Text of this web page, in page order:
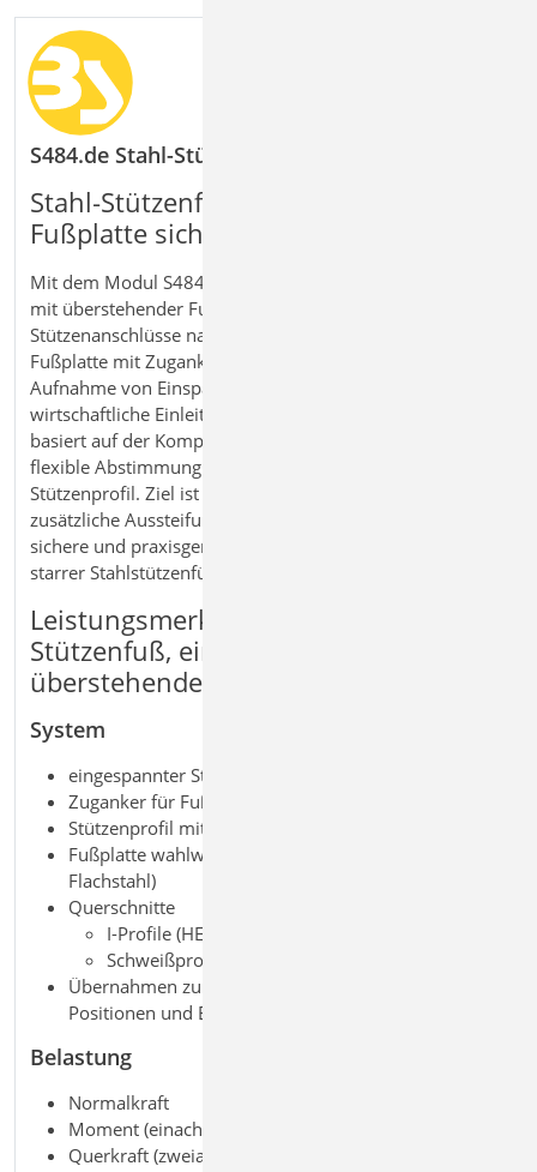
S484.de Stahl-Stützenfuß, eingespannt mit
Stahl‑Stützenf
Fußplatte sicher bemessen
Mit dem Modul S484.de Stahl‑Stützenfuß, eingespannt
mit überstehender Fußplatte bemessen Sie biegesteife
Stützenanschlüsse nach Eurocode 3. Die überstehende
Fußplatte mit Zugankern ermöglicht die sichere
Aufnahme von Einspannmomenten und deren
wirtschaftliche Einleitung in das Fundament. Das Modul
basiert auf der Komponentenmethode und erlaubt eine
flexible Abstimmung von Fußplatte, Ankern und
Stützenprofil. Ziel ist eine effiziente Konstruktion ohne
zusätzliche Aussteifungsrippen. So erhalten Sie eine
sichere und praxisgerechte Lösung für die Bemessung
starrer Stahlstützenfüße.
Leistungsmerkmale S484.de Stahl-
Stützenfuß, eingespannt mit
überstehender Fußplatte
System
eingespannter Stahl-Stützenfuß mit Fußplatte
Zuganker für Fußplatte
Stützenprofil mit überstehender Fußplatte
Fußplatte wahlweise mit Schubdübel (Profil,
Flachstahl)
Querschnitte
I-Profile (HEA, HEB …)
Schweißprofile (symmetrisch)
Übernahmen zum Detailnachweis aus BauStatik-
Positionen und EuroSta.stahl-Modellen
Belastung
Normalkraft
Moment (einachsig)
Querkraft (zweiachsig)